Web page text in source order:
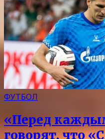
ФУТБОЛ
«Перед
говорят, что